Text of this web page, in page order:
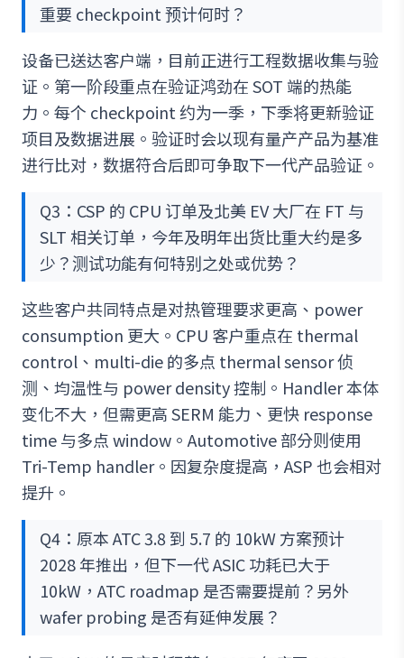
重要 checkpoint 预计何时？
设备已送达客户端，目前正进行工程数据收集与验
证。第一阶段重点在验证鸿劲在 SOT 端的热能
力。每个 checkpoint 约为一季，下季将更新验证
项目及数据进展。验证时会以现有量产产品为基准
进行比对，数据符合后即可争取下一代产品验证。
Q3：CSP 的 CPU 订单及北美 EV 大厂在 FT 与
SLT 相关订单，今年及明年出货比重大约是多
少？测试功能有何特别之处或优势？
这些客户共同特点是对热管理要求更高、power
consumption 更大。CPU 客户重点在 thermal
control、multi-die 的多点 thermal sensor 侦
测、均温性与 power density 控制。Handler 本体
变化不大，但需更高 SERM 能力、更快 response
time 与多点 window。Automotive 部分则使用
Tri-Temp handler。因复杂度提高，ASP 也会相对
提升。
Q4：原本 ATC 3.8 到 5.7 的 10kW 方案预计
2028 年推出，但下一代 ASIC 功耗已大于
10kW，ATC roadmap 是否需要提前？另外
wafer probing 是否有延伸发展？